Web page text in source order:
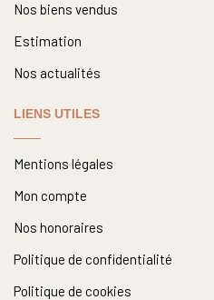
Nos biens vendus
Estimation
Nos actualités
LIENS UTILES
Mentions légales
Mon compte
Nos honoraires
Politique de confidentialité
Politique de cookies